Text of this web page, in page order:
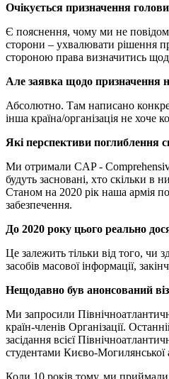
Очікується призначення
Є пояснення, чому ми не
сторони – ухвалювати рішення
стороною права визначитись
Але заявка щодо
Абсолютно. Там написано
інша країна/організація не
Які перспективи поглиблення
Ми отримали CAP -
будуть засновані, хто скільки в
Станом на 2020 рік наша армія
забезпечення.
До 2020 року цього реально
Це залежить тільки від того,
засобів масової інформації,
Нещодавно був анонсований
Ми запросили
країн-членів Організації.
засідання всієї
студентами Києво-Могилянської
Коли 10 років тому, ми